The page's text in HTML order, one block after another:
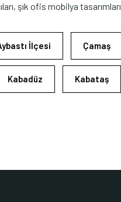
şık ofis mobilya tasarımları
İlçesi Çamaş
Kabadüz Kabataş